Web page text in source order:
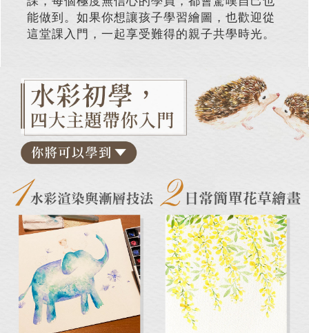
能做到。如果你想讓孩子學習繪圖，也歡迎從
這堂課入門，一起享受難得的親子共學時光。